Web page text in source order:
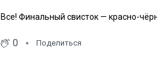
Все! Финальный свисток — красно-
0 Поделиться